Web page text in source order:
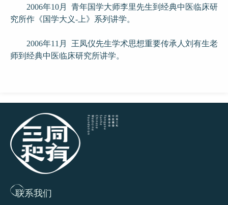
2006年10月 青年国学大师李里先生到经典中医临床研
究所作《国学大义-上》系列讲学。
2006年11月 王凤仪先生学术思想重要传承人刘有生老
师到经典中医临床研究所讲学。
联系我们